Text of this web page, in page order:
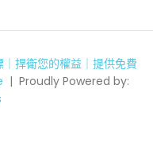
捍衛您的權益｜提供免費
Proudly Powered by: